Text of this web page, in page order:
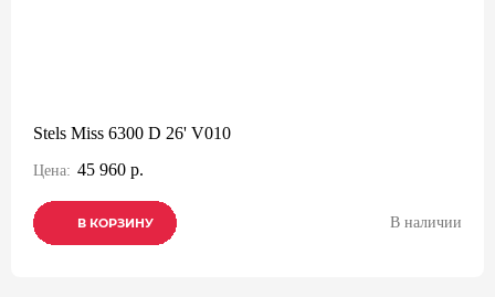
Stels Miss 6300 D 26' V010
Цена: 45 960 р.
В КОРЗИНУ
В КОРЗИНУ
В КОРЗИНУ В наличии